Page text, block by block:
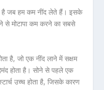
है जब हम कम नींद लेते हैं। इसके
से मोटापा कम करने का सबसे
है, जो एक नींद लाने में सक्षम
होता है। सोने से पहले एक
उच्च होता है, जिसके कारण